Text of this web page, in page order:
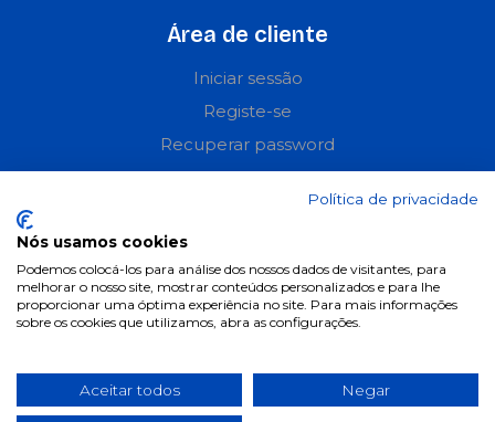
Área de cliente
Iniciar sessão
Registe-se
Recuperar password
Perguntas frequentes
Informações
Termos & Condições
Política de privacidade
Condições de campanhas
Últimas notícias & Blog
Política de privacidade
Nós usamos cookies
Podemos colocá-los para análise dos nossos dados de visitantes, para
melhorar o nosso site, mostrar conteúdos personalizados e para lhe
proporcionar uma óptima experiência no site. Para mais informações
sobre os cookies que utilizamos, abra as configurações.
Aceitar todos Negar